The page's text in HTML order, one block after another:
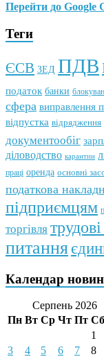
Перейти до Google
Теги
ЄСВ ЗЕД ПДВ
податок банки
сфера виправлення
відпустка відрядження
документообіг
діловодство карантин
праці оренда основні
податкова
підприємцям
торгівля
питання
Календар новин
Серпень 2026
Пн Вт Ср Чт Пт Сб
1
3
4 5 6 7 8